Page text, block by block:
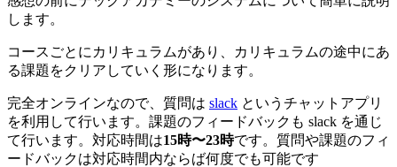
します。
コースごとにカリキュラムがあり、カリキュラムの途中にあ
る課題をクリアしていく形になります。
完全オンラインなので、質問は slack というチャットアプリ
を利用して行います。課題のフィードバックも slack を通じ
て行います。対応時間は15時〜23時です。質問や課題のフィ
ードバックは対応時間内ならば何度でも可能です